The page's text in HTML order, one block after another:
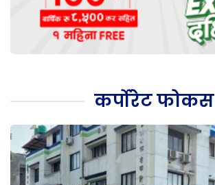
कर्पोरेट फोकस